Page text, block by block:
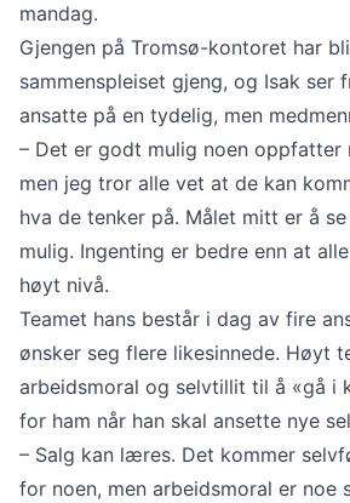
mandag.
Gjengen på Tromsø-kontoret har
sammenspleiset gjeng, og Isak ser
ansatte på en tydelig, men
– Det er godt mulig noen oppfatter
men jeg tror alle vet at de kan
hva de tenker på. Målet mitt er å
mulig. Ingenting er bedre enn at
høyt nivå.
Teamet hans består i dag av fire
ønsker seg flere likesinnede. Høyt
arbeidsmoral og selvtillit til å «gå i
for ham når han skal ansette nye
– Salg kan læres. Det kommer
for noen, men arbeidsmoral er noe